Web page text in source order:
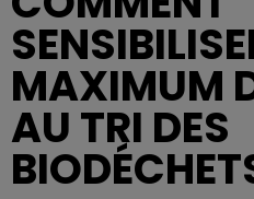
MAXIMUM
AU TRI DES